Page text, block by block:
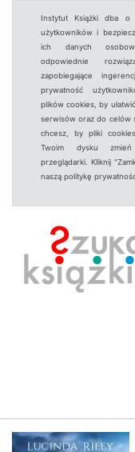
Instytut Książki dba o
użytkowników i
ich danych
odpowiednie
zapobiegające
prywatność
plików cookies, by
serwisów oraz do celów
chcesz, by pliki
Twoim dysku
przeglądarki. Kliknij
naszą politykę